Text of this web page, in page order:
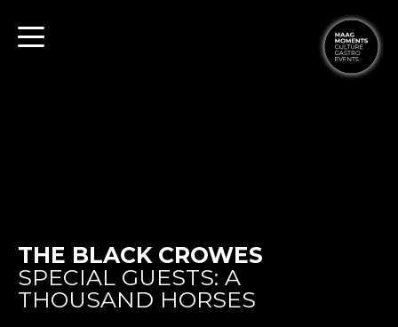
THE BLACK CROWES
SPECIAL GUESTS: A
THOUSAND HORSES